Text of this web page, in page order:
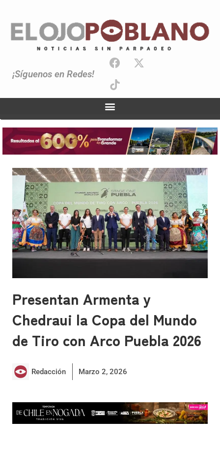
¡Síguenos en Redes!
Presentan Armenta y
Chedraui la Copa del Mundo
de Tiro con Arco Puebla 2026
Redacción Marzo 2, 2026